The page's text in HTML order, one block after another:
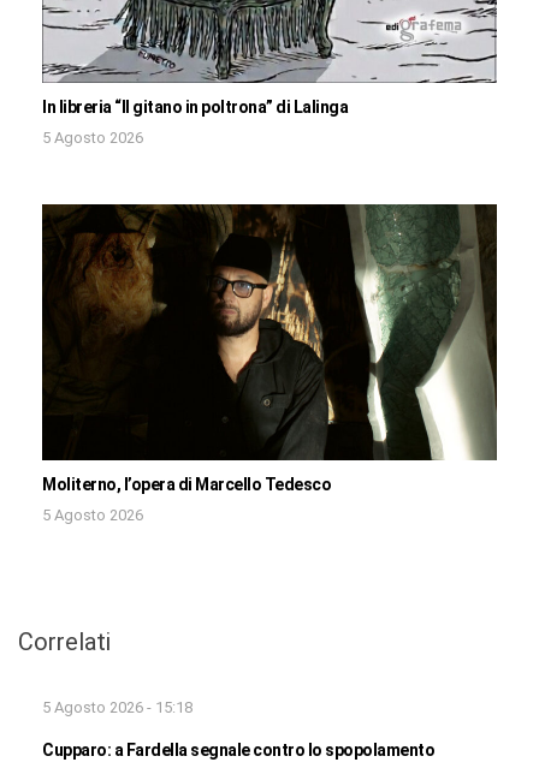
In libreria “Il gitano in poltrona” di Lalinga
5 Agosto 2026
Moliterno, l’opera di Marcello Tedesco
5 Agosto 2026
Correlati
5 Agosto 2026 - 15:18
Cupparo: a Fardella segnale contro lo spopolamento